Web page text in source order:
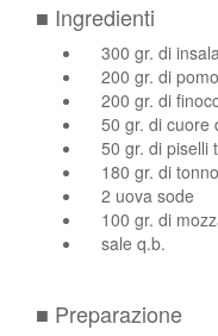
■ Ingredienti
300 gr. di
200 gr. di
200 gr. di
50 gr. di cuore
50 gr. di piselli
180 gr. di tonno
2 uova sode
100 gr. di
sale q.b.
■ Preparazione